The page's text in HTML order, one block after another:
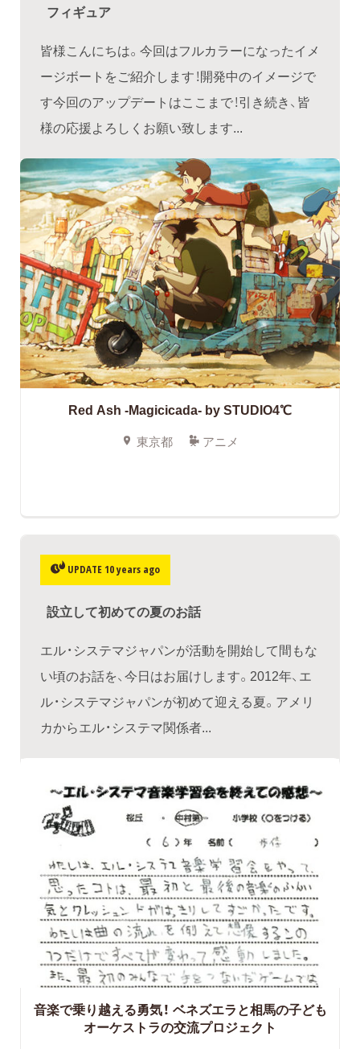
フィギュア
皆様こんにちは。今回はフルカラーになったイメ
ージボートをご紹介します！開発中のイメージで
す今回のアップデートはここまで！引き続き、皆
様の応援よろしくお願い致します...
Red Ash -Magicicada- by STUDIO4℃
東京都 アニメ
UPDATE 10 years ago
設立して初めての夏のお話
エル・システマジャパンが活動を開始して間もな
い頃のお話を、今日はお届けします。2012年、エ
ル・システマジャパンが初めて迎える夏。アメリ
カからエル・システマ関係者...
音楽で乗り越える勇気！ ベネズエラと相馬の子ども
オーケストラの交流プロジェクト